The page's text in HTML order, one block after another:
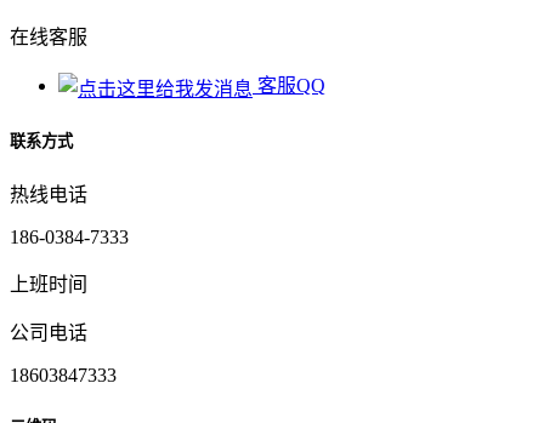
在线客服
客服QQ
联系方式
热线电话
186-0384-7333
上班时间
公司电话
18603847333